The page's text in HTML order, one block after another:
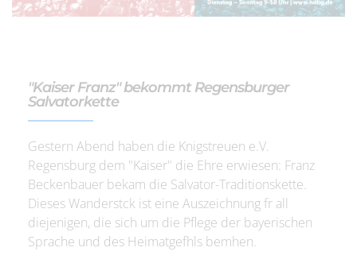
"Kaiser Franz" bekommt Regensburger
Salvatorkette
Gestern Abend haben die Knigstreuen e.V.
Regensburg dem "Kaiser" die Ehre erwiesen: Franz
Beckenbauer bekam die Salvator-Traditionskette.
Dieses Wanderstck ist eine Auszeichnung fr all
diejenigen, die sich um die Pflege der bayerischen
Sprache und des Heimatgefhls bemhen.